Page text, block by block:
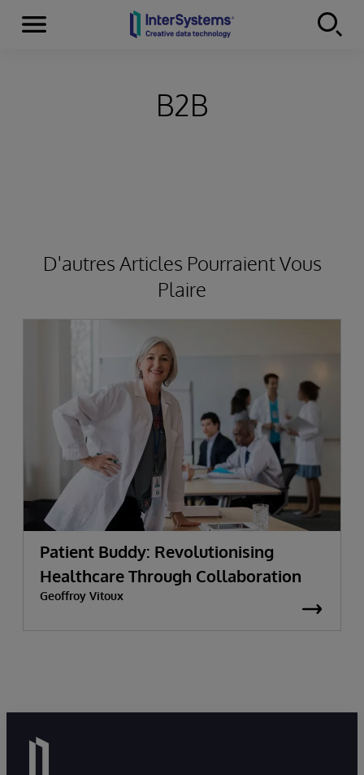
Skip to content
Menu
B2B
D'autres Articles Pourraient Vous
Plaire
Patient Buddy: Revolutionising
Healthcare Through Collaboration
Geoffroy Vitoux